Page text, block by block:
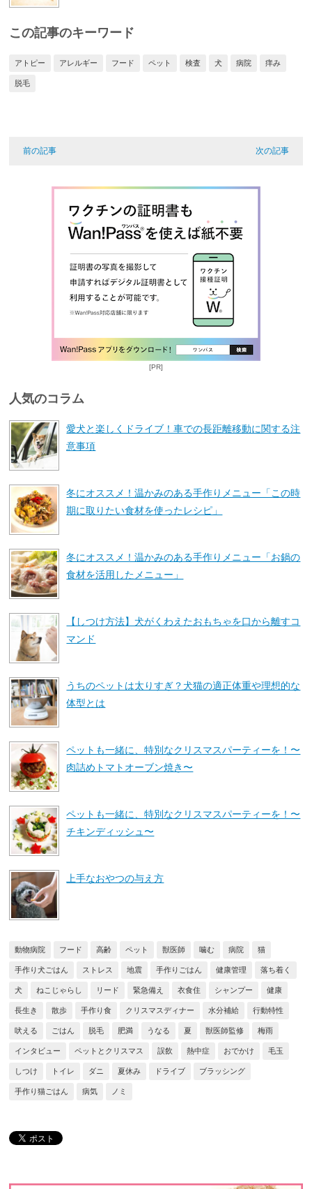
この記事のキーワード
アトピー アレルギー フード ペット 検査 犬 病院 痒み
脱毛
前の記事 次の記事
[PR]
人気のコラム
愛犬と楽しくドライブ！車での長距離移動に関する注
意事項
冬にオススメ！温かみのある手作りメニュー「この時
期に取りたい食材を使ったレシピ」
冬にオススメ！温かみのある手作りメニュー「お鍋の
食材を活用したメニュー」
【しつけ方法】犬がくわえたおもちゃを口から離すコ
マンド
うちのペットは太りすぎ？犬猫の適正体重や理想的な
体型とは
ペットも一緒に、特別なクリスマスパーティーを！〜
肉詰めトマトオーブン焼き〜
ペットも一緒に、特別なクリスマスパーティーを！〜
チキンディッシュ〜
上手なおやつの与え方
動物病院 フード 高齢 ペット 獣医師 噛む 病院 猫
手作り犬ごはん ストレス 地震 手作りごはん 健康管理 落ち着く
犬 ねこじゃらし リード 緊急備え 衣食住 シャンプー 健康
長生き 散歩 手作り食 クリスマスディナー 水分補給 行動特性
吠える ごはん 脱毛 肥満 うなる 夏 獣医師監修 梅雨
インタビュー ペットとクリスマス 誤飲 熱中症 おでかけ 毛玉
しつけ トイレ ダニ 夏休み ドライブ ブラッシング
手作り猫ごはん 病気 ノミ